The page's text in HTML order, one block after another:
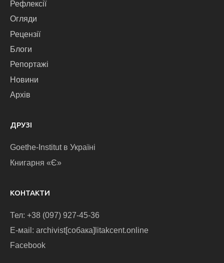
Рефлексії
Огляди
Рецензії
Блоги
Репортажі
Новини
Архів
ДРУЗІ
Goethe-Institut в Україні
Книгарня «Є»
КОНТАКТИ
Тел: +38 (097) 927-45-36
E-маіl: archivist[собака]litakcent.online
Facebook